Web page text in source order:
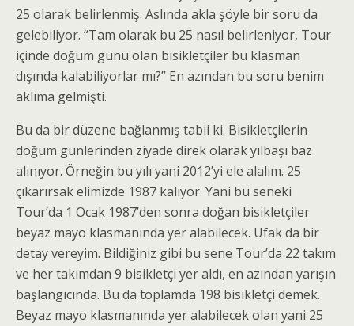
25 olarak belirlenmiş. Aslında akla şöyle bir soru da
gelebiliyor. “Tam olarak bu 25 nasıl belirleniyor, Tour
içinde doğum günü olan bisikletçiler bu klasman
dışında kalabiliyorlar mı?” En azından bu soru benim
aklıma gelmişti.
Bu da bir düzene bağlanmış tabii ki. Bisikletçilerin
doğum günlerinden ziyade direk olarak yılbaşı baz
alınıyor. Örneğin bu yılı yani 2012’yi ele alalım. 25
çıkarırsak elimizde 1987 kalıyor. Yani bu seneki
Tour’da 1 Ocak 1987’den sonra doğan bisikletçiler
beyaz mayo klasmanında yer alabilecek. Ufak da bir
detay vereyim. Bildiğiniz gibi bu sene Tour’da 22 takım
ve her takımdan 9 bisikletçi yer aldı, en azından yarışın
başlangıcında. Bu da toplamda 198 bisikletçi demek.
Beyaz mayo klasmanında yer alabilecek olan yani 25